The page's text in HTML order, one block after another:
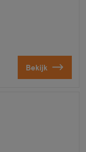
Bekijk